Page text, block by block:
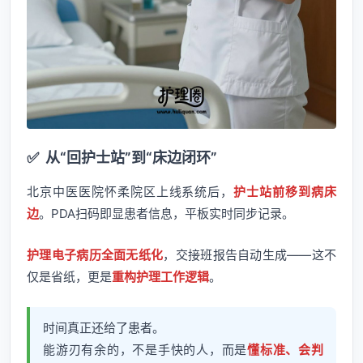
✅ 从“回护士站”到“床边闭环”
北京中医医院怀柔院区上线系统后，护士站前移到病床
边。PDA扫码即显患者信息，平板实时同步记录。
护理电子病历全面无纸化，交接班报告自动生成——这不
仅是省纸，更是重构护理工作逻辑。
时间真正还给了患者。
能游刃有余的，不是手快的人，而是懂标准、会判